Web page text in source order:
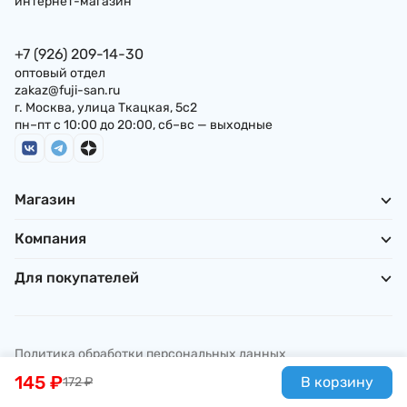
172₽
145 ₽ В корзину
+7 (926) 209-14-30
оптовый отдел
zakaz@fuji-san.ru
г. Москва, улица Ткацкая, 5с2
пн–пт с 10:00 до 20:00, сб–вс — выходные
Магазин
Компания
Для покупателей
Политика обработки персональных данных